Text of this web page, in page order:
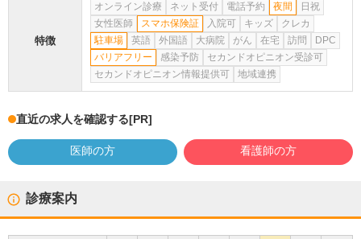
特徴
オンライン診療 ネット受付 電話予約 夜間
日祝
女性医師
スマホ保険証 入院可 キッズ
クレカ
駐車場
英語 外国語 大病院 がん 在宅 訪問
DPC
バリアフリー
感染予防
セカンドオピニオン受診可
セカンドオピニオン情報提供可
地域連携
直近の求人を確認する[PR]
医師の方 看護師の方
診療案内